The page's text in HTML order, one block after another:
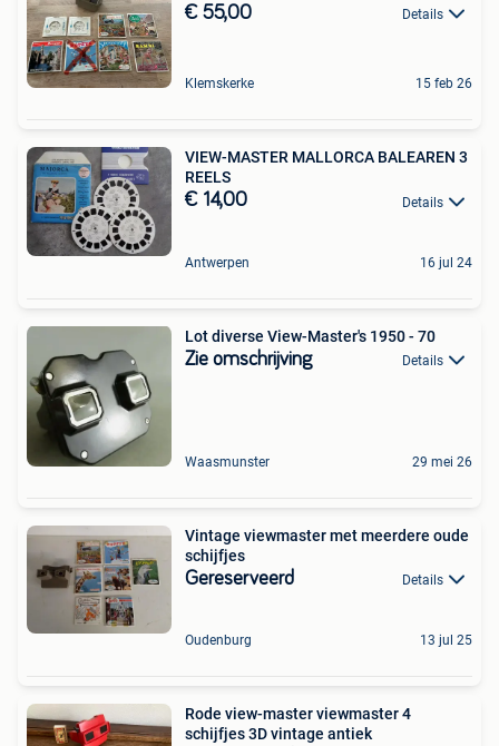
€ 55,00 Details
Klemskerke 15 feb 26
VIEW-MASTER MALLORCA BALEAREN 3
REELS
€ 14,00 Details
Antwerpen 16 jul 24
Lot diverse View-Master's 1950 - 70
Zie omschrijving Details
Waasmunster 29 mei 26
Vintage viewmaster met meerdere oude
schijfjes
Gereserveerd Details
Oudenburg 13 jul 25
Rode view-master viewmaster 4
schijfjes 3D vintage antiek